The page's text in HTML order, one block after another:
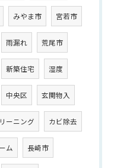
みやま市 宮若市
雨漏れ 荒尾市
新築住宅 湿度
中央区 玄関物入
ーニング カビ除去
ム 長崎市